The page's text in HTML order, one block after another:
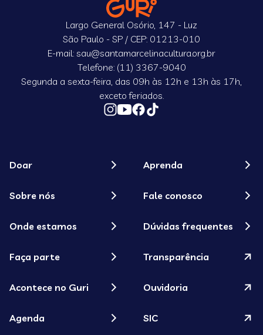
Largo General Osório, 147 - Luz
São Paulo - SP / CEP: 01213-010
E-mail: sau@santamarcelinacultura.org.br
Telefone: (11) 3367-9040
Segunda a sexta-feira, das 09h às 12h e 13h às 17h,
exceto feriados.
Doar
Sobre nós
Onde estamos
Faça parte
Acontece no Guri
Agenda
Aprenda
Fale conosco
Dúvidas frequentes
Transparência
Ouvidoria
SIC